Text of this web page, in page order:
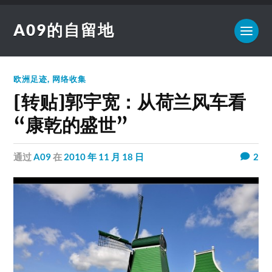
A09的自留地
欧洲足迹, 网络收集
[转贴]郭宇宽：从荷兰风车看
“康乾的盛世”
通过A09在 2010 年 11 月 18 日 2